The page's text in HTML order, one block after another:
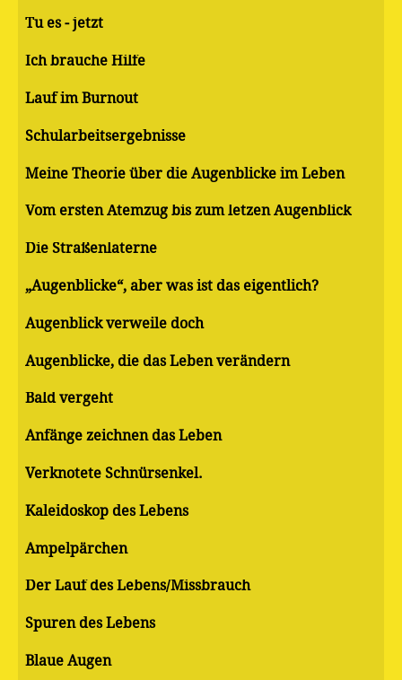
Tu es - jetzt
Ich brauche Hilfe
Lauf im Burnout
Schularbeitsergebnisse
Meine Theorie über die Augenblicke im Leben
Vom ersten Atemzug bis zum letzen Augenblick
Die Straßenlaterne
„Augenblicke“, aber was ist das eigentlich?
Augenblick verweile doch
Augenblicke, die das Leben verändern
Bald vergeht
Anfänge zeichnen das Leben
Verknotete Schnürsenkel.
Kaleidoskop des Lebens
Ampelpärchen
Der Lauf des Lebens/Missbrauch
Spuren des Lebens
Blaue Augen